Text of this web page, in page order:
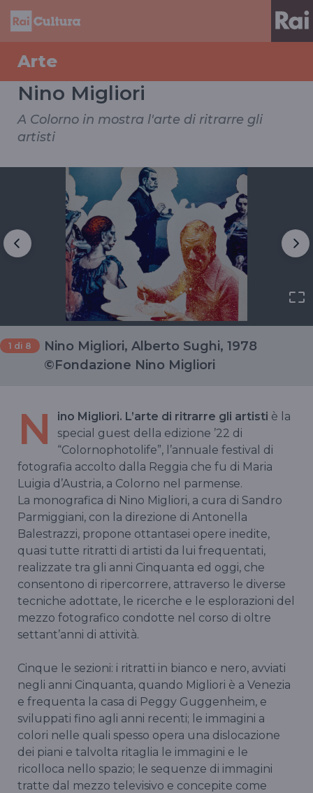
Arte
Nino Migliori
A Colorno in mostra l'arte di ritrarre gli
artisti
1 di 8
Nino Migliori, Alberto Sughi, 1978
©Fondazione Nino Migliori
N ino Migliori. L’arte di ritrarre gli artisti è la
special guest della edizione ’22 di
“Colornophotolife”, l’annuale festival di
fotografia accolto dalla Reggia che fu di Maria
Luigia d’Austria, a Colorno nel parmense.
La monografica di Nino Migliori, a cura di Sandro
Parmiggiani, con la direzione di Antonella
Balestrazzi, propone ottantasei opere inedite,
quasi tutte ritratti di artisti da lui frequentati,
realizzate tra gli anni Cinquanta ed oggi, che
consentono di ripercorrere, attraverso le diverse
tecniche adottate, le ricerche e le esplorazioni del
mezzo fotografico condotte nel corso di oltre
settant’anni di attività.
Cinque le sezioni: i ritratti in bianco e nero, avviati
negli anni Cinquanta, quando Migliori è a Venezia
e frequenta la casa di Peggy Guggenheim, e
sviluppati fino agli anni recenti; le immagini a
colori nelle quali spesso opera una dislocazione
dei piani e talvolta ritaglia le immagini e le
ricolloca nello spazio; le sequenze di immagini
tratte dal mezzo televisivo e concepite come